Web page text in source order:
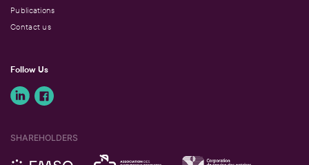
Publications
Contact us
Follow Us
SHAREHOLDERS